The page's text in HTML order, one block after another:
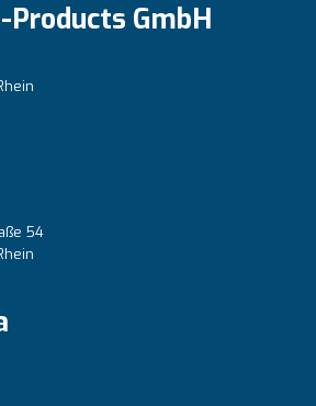
Products GmbH
54